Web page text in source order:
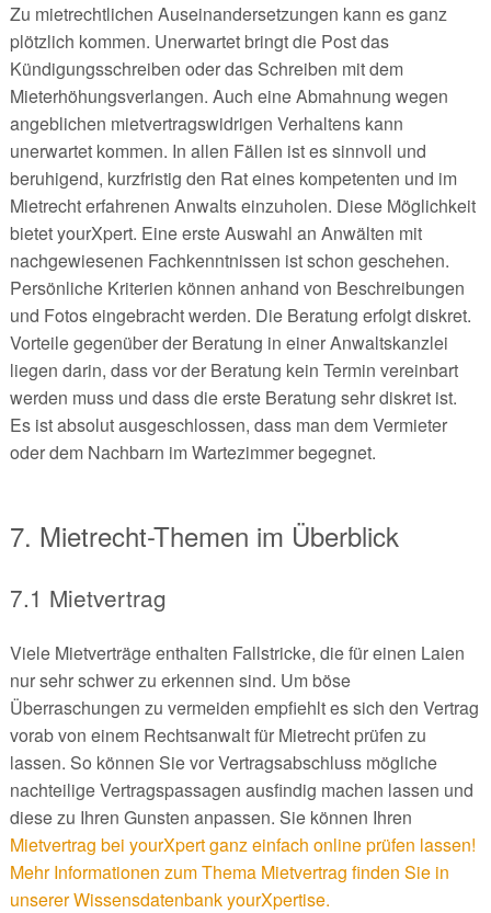
Zu mietrechtlichen Auseinandersetzungen kann es ganz
plötzlich kommen. Unerwartet bringt die Post das
Kündigungsschreiben oder das Schreiben mit dem
Mieterhöhungsverlangen. Auch eine Abmahnung wegen
angeblichen mietvertragswidrigen Verhaltens kann
unerwartet kommen. In allen Fällen ist es sinnvoll und
beruhigend, kurzfristig den Rat eines kompetenten und im
Mietrecht erfahrenen Anwalts einzuholen. Diese Möglichkeit
bietet yourXpert. Eine erste Auswahl an Anwälten mit
nachgewiesenen Fachkenntnissen ist schon geschehen.
Persönliche Kriterien können anhand von Beschreibungen
und Fotos eingebracht werden. Die Beratung erfolgt diskret.
Vorteile gegenüber der Beratung in einer Anwaltskanzlei
liegen darin, dass vor der Beratung kein Termin vereinbart
werden muss und dass die erste Beratung sehr diskret ist.
Es ist absolut ausgeschlossen, dass man dem Vermieter
oder dem Nachbarn im Wartezimmer begegnet.
7. Mietrecht-Themen im Überblick
7.1 Mietvertrag
Viele Mietverträge enthalten Fallstricke, die für einen Laien
nur sehr schwer zu erkennen sind. Um böse
Überraschungen zu vermeiden empfiehlt es sich den Vertrag
vorab von einem Rechtsanwalt für Mietrecht prüfen zu
lassen. So können Sie vor Vertragsabschluss mögliche
nachteilige Vertragspassagen ausfindig machen lassen und
diese zu Ihren Gunsten anpassen. Sie können Ihren
Mietvertrag bei yourXpert ganz einfach online prüfen lassen!
Mehr Informationen zum Thema Mietvertrag finden Sie in
unserer Wissensdatenbank yourXpertise.